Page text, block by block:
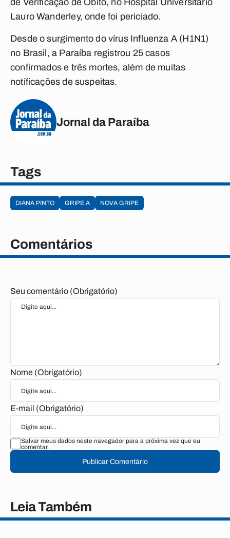
de Verificação de Óbito, no Hospital Universitário
Lauro Wanderley, onde foi periciado.
Desde o surgimento do vírus Influenza A (H1N1)
no Brasil, a Paraíba registrou 25 casos
confirmados e três mortes, além de muitas
notificações de suspeitas.
Jornal da Paraíba
Tags
DIANA PINTO GRIPE A NOVA GRIPE
Comentários
Seu comentário (Obrigatório)
Nome (Obrigatório)
E-mail (Obrigatório)
Salvar meus dados neste navegador para a próxima vez que eu
comentar.
Publicar Comentário
Leia Também